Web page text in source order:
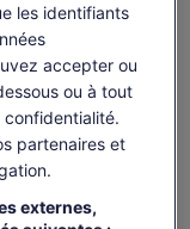
41 €
page
S’ouvre
dans
un
les identifiants
accepter ou
ou à tout
partenaires et
externes,